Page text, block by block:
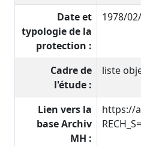
Date et
typologie de la
protection :
1978/
Cadre de
l'étude :
liste
Lien vers la
base Archiv
MH :
https://